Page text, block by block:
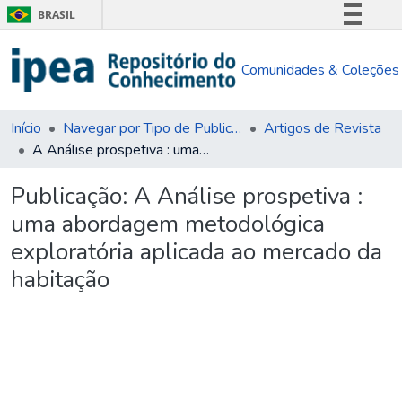
BRASIL
Comunica BR
Acesso à informação
Comunidades & Coleções
Início Navegar por Tipo de Publicação
Artigos de Revista
A Análise prospetiva : uma abordagem metodológica exploratória aplicada ao mercado da habitação
Publicação: A Análise prospetiva :
uma abordagem metodológica
exploratória aplicada ao mercado da
habitação